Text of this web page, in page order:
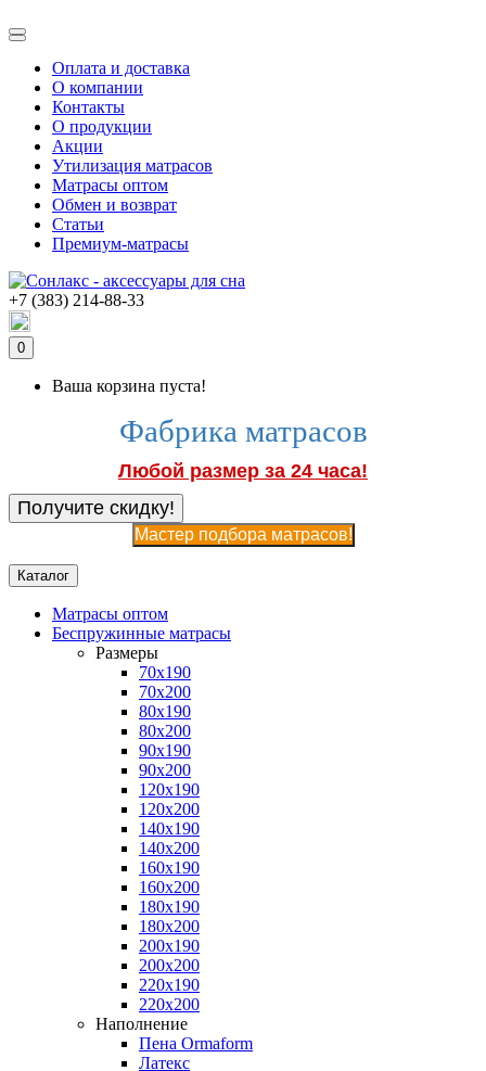
Оплата и доставка
О компании
Контакты
О продукции
Акции
Утилизация матрасов
Матрасы оптом
Обмен и возврат
Статьи
Премиум-матрасы
+7 (383) 214-88-33
0
Ваша корзина пуста!
Фабрика матрасов
Любой размер за 24 часа!
Получите скидку!
Мастер подбора матрасов!
Каталог
Матрасы оптом
Беспружинные матрасы
Размеры
70x190
70x200
80x190
80x200
90x190
90x200
120x190
120x200
140x190
140x200
160x190
160x200
180x190
180x200
200x190
200x200
220x190
220x200
Наполнение
Пена Ormaform
Латекс